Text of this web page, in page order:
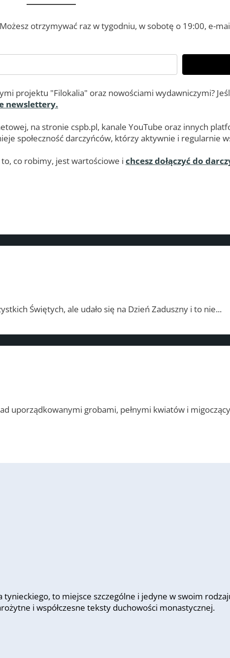
Możesz otrzymywać raz w tygodniu, w sobotę o 19:00, e-
projektu "Filokalia" oraz nowościami wydawniczymi?
newslettery.
na stronie cspb.pl, kanale YouTube oraz innych
społeczność darczyńców, którzy aktywnie i regularnie
co robimy, jest wartościowe i chcesz dołączyć do
Świętych, ale udało się na Dzień Zaduszny i to nie...
uporządkowanymi grobami, pełnymi kwiatów i
to miejsce szczególne i jedyne w swoim
i współczesne teksty duchowości monastycznej.